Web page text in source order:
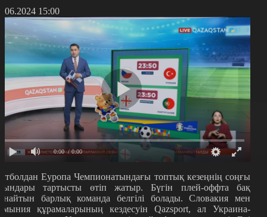
15:00
0:00 / 0:00
Еуропа Чемпионатындағы топтық кезеңнің соңғы
тартысты өтіп жатыр. Бүгін плей-оффта бақ
барлық команда белгілі болады. Словакия мен
құрамаларының кездесуін Qazsport, ал Украина-